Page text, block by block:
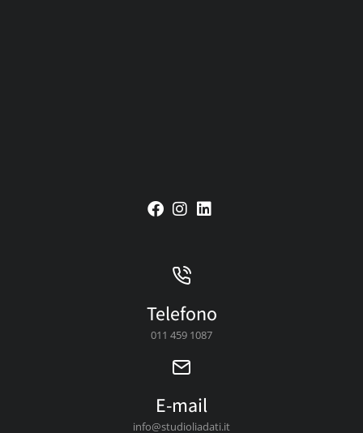
Telefono
011 459 1087
E-mail
info@studioliadati.it